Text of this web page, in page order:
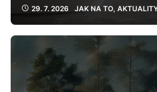
29. 7. 2026 JAK NA TO,